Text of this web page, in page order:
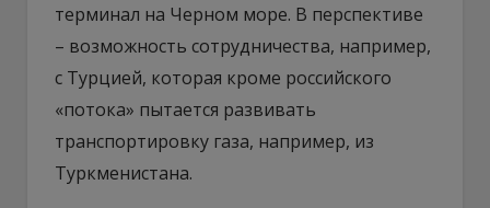
терминал на Черном море. В перспективе
– возможность сотрудничества, например,
с Турцией, которая кроме российского
«потока» пытается развивать
транспортировку газа, например, из
Туркменистана.